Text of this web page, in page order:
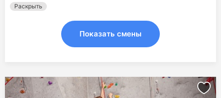
Раскрыть
Показать смены